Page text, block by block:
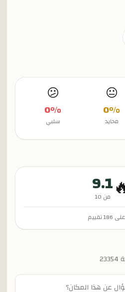
😐
0%
محايد
😕
0%
سلبي
9.1
من 10
على 186تقييم
عن هذا المكان؟